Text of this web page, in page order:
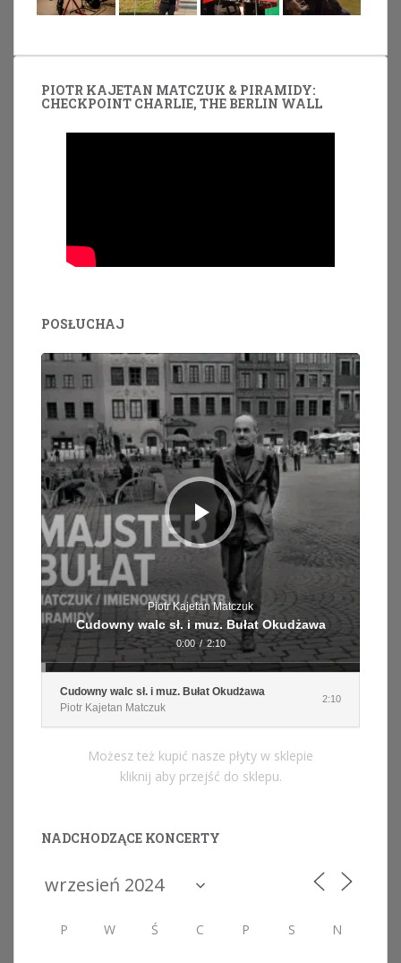
PIOTR KAJETAN MATCZUK & PIRAMIDY:
CHECKPOINT CHARLIE, THE BERLIN WALL
POSŁUCHAJ
Odtwarzacz
dźwiękowych
Piotr Kajetan Matczuk
Cudowny walc sł. i muz. Bułat Okudżawa
0:00 / 2:10
Cudowny walc sł. i muz. Bułat Okudżawa
Piotr Kajetan Matczuk
2:10
Możesz też kupić nasze płyty w sklepie
kliknij aby przejść do sklepu.
NADCHODZĄCE KONCERTY
P W Ś C P S N